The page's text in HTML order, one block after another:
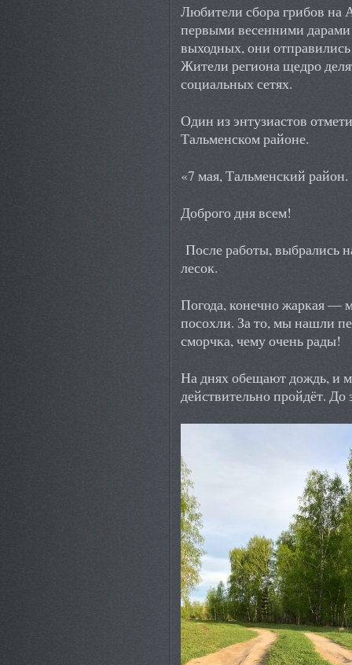
Любители сбора грибов на
первыми весенними
выходных, они
Жители региона щедро
социальных сетях.
Один из энтузиастов
Тальменском районе.
«7 мая, Тальменский район.
Доброго дня всем!
После работы, выбрались
лесок.
Погода, конечно жаркая —
посохли. За то, мы нашли
сморчка, чему очень рады!
На днях обещают дождь, и
действительно пройдёт.